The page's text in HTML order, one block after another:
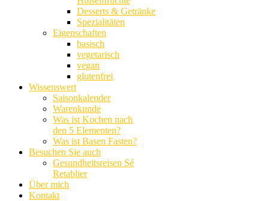
Desserts & Getränke
Spezialitäten
Eigenschaften
basisch
vegetarisch
vegan
glutenfrei
Wissenswert
Saisonkalender
Warenkunde
Was ist Kochen nach
den 5 Elementen?
Was ist Basen Fasten?
Besuchen Sie auch
Gesundheitsreisen Sé
Retablier
Über mich
Kontakt